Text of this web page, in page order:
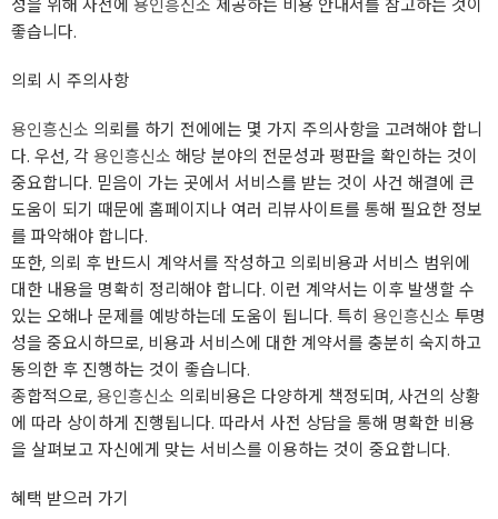
성을 위해 사전에 용인흥신소 제공하는 비용 안내서를 참고하는 것이
좋습니다.
의뢰 시 주의사항
용인흥신소 의뢰를 하기 전에에는 몇 가지 주의사항을 고려해야 합니
다. 우선, 각용인흥신소 해당 분야의 전문성과 평판을 확인하는 것이
중요합니다. 믿음이 가는 곳에서 서비스를 받는 것이 사건 해결에 큰
도움이 되기 때문에 홈페이지나 여러 리뷰사이트를 통해 필요한 정보
를 파악해야 합니다.
또한, 의뢰 후 반드시 계약서를 작성하고 의뢰비용과 서비스 범위에
대한 내용을 명확히 정리해야 합니다. 이런 계약서는 이후 발생할 수
있는 오해나 문제를 예방하는데 도움이 됩니다. 특히 용인흥신소 투명
성을 중요시하므로, 비용과 서비스에 대한 계약서를 충분히 숙지하고
동의한 후 진행하는 것이 좋습니다.
종합적으로,용인흥신소 의뢰비용은 다양하게 책정되며, 사건의 상황
에 따라 상이하게 진행됩니다. 따라서 사전 상담을 통해 명확한 비용
을 살펴보고 자신에게 맞는 서비스를 이용하는 것이 중요합니다.
혜택 받으러 가기